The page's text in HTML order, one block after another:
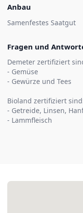
Anbau
Samenfestes Saatgut
Fragen und
Demeter zertifiziert
- Gemüse
- Gewürze und Tees
Bioland zertifiziert
- Getreide, Linsen,
- Lammfleisch